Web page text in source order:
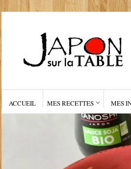
ACCUEIL MES RECETTES MES